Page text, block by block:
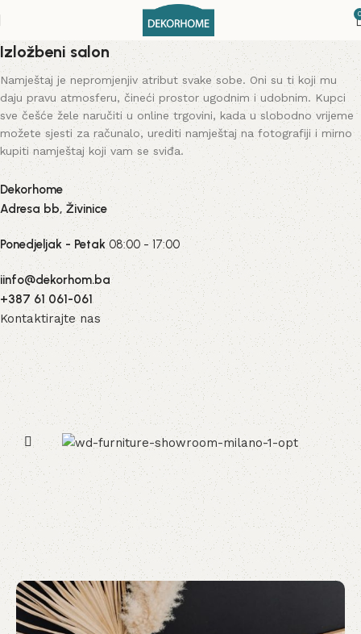
Izložbeni salon
Namještaj je nepromjenjiv atribut svake sobe. Oni su ti koji mu
daju pravu atmosferu, čineći prostor ugodnim i udobnim. Kupci
sve češće žele naručiti u online trgovini, kada u slobodno vrijeme
možete sjesti za računalo, urediti namještaj na fotografiji i mirno
kupiti namještaj koji vam se sviđa.
Dekorhome
Adresa bb, Živinice
Ponedjeljak - Petak08:00 - 17:00
iinfo@dekorhom.ba
+387 61 061-061
Kontaktirajte nas